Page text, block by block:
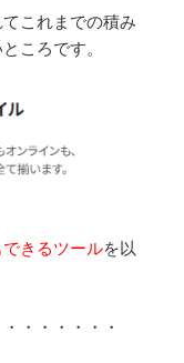
これまでの積み
ころです。
できるツールを以
・・・・・・